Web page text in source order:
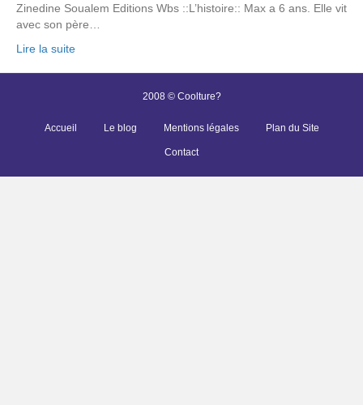
Zinedine Soualem Editions Wbs ::L’histoire:: Max a 6 ans. Elle vit
avec son père…
Lire la suite
2008 © Coolture?
Accueil Le blog Mentions légales Plan du Site
Contact